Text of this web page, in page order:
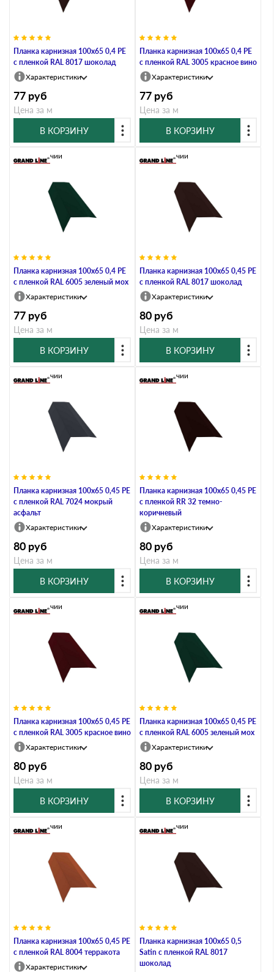
Планка карнизная 100х65 0,4 PE
с пленкой RAL 8017 шоколад
Характеристики
77 руб
Цена за м
В КОРЗИНУ
Планка карнизная 100х65 0,4 PE
с пленкой RAL 3005 красное вино
Характеристики
77 руб
Цена за м
В КОРЗИНУ
Планка карнизная 100х65 0,4 PE
с пленкой RAL 6005 зеленый мох
В наличии
Характеристики
77 руб
Цена за м
В КОРЗИНУ
Планка карнизная 100х65 0,45 PE
с пленкой RAL 8017 шоколад
В наличии
Характеристики
80 руб
Цена за м
В КОРЗИНУ
Планка карнизная 100х65 0,45 PE
с пленкой RAL 7024 мокрый
асфальт
В наличии
Характеристики
80 руб
Цена за м
В КОРЗИНУ
Планка карнизная 100х65 0,45 PE
с пленкой RR 32 темно-
коричневый
В наличии
Характеристики
80 руб
Цена за м
В КОРЗИНУ
Планка карнизная 100х65 0,45 PE
с пленкой RAL 3005 красное вино
В наличии
Характеристики
80 руб
Цена за м
В КОРЗИНУ
Планка карнизная 100х65 0,45 PE
с пленкой RAL 6005 зеленый мох
В наличии
Характеристики
80 руб
Цена за м
В КОРЗИНУ
Планка карнизная 100х65 0,45 PE
с пленкой RAL 8004 терракота
В наличии
Характеристики
Планка карнизная 100х65 0,5
Satin с пленкой RAL 8017
шоколад
В наличии